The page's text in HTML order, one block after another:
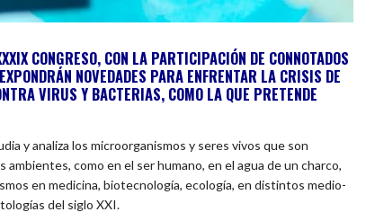
CONGRESO, CON LA PARTICIPACIÓN DE CONNOTADOS
NOVEDADES PARA ENFRENTAR LA CRISIS DE
VIRUS Y BACTERIAS, COMO LA QUE PRETENDE
y analiza los microorganismos y seres vivos que son
como en el ser humano, en el agua de un charco,
en medicina, biotecnología, ecología, en distintos medio-
del siglo XXI.